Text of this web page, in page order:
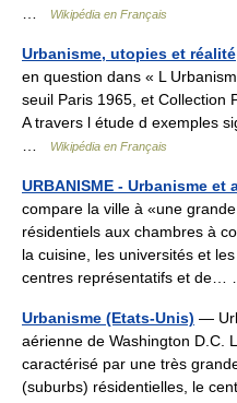
Wikipédia en Français
Urbanisme, utopies et réalité
en question dans « L
seuil Paris 1965, et Collection
A travers l étude d exemples
Wikipédia en Français
URBANISME - Urbanisme et
compare la ville à «une
résidentiels aux chambres à
la cuisine, les universités et
centres représentatifs et
Urbanisme (Etats-Unis) —
aérienne de Washington D.C.
caractérisé par une très
(suburbs) résidentielles, le